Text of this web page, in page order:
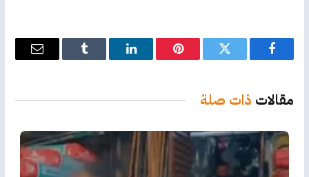
فيسبوك تويتر بينتيريستلينكدإن Tumblr
البريد
مقالات ذات صلة